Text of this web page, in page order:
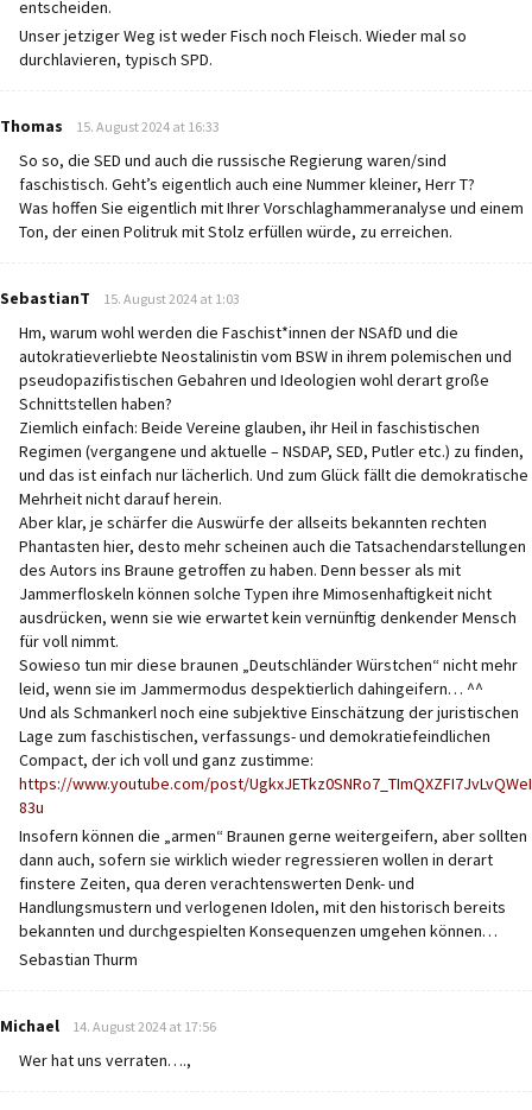
entscheiden.
Unser jetziger Weg ist weder Fisch noch Fleisch. Wieder mal so
durchlavieren, typisch SPD.
Thomas says:
15. August 2024 at 16:33
So so, die SED und auch die russische Regierung waren/sind
faschistisch. Geht’s eigentlich auch eine Nummer kleiner, Herr T?
Was hoffen Sie eigentlich mit Ihrer Vorschlaghammeranalyse und einem
Ton, der einen Politruk mit Stolz erfüllen würde, zu erreichen.
SebastianT says:
15. August 2024 at 1:03
Hm, warum wohl werden die Faschist*innen der NSAfD und die
autokratieverliebte Neostalinistin vom BSW in ihrem polemischen und
pseudopazifistischen Gebahren und Ideologien wohl derart große
Schnittstellen haben?
Ziemlich einfach: Beide Vereine glauben, ihr Heil in faschistischen
Regimen (vergangene und aktuelle – NSDAP, SED, Putler etc.) zu finden,
und das ist einfach nur lächerlich. Und zum Glück fällt die demokratische
Mehrheit nicht darauf herein.
Aber klar, je schärfer die Auswürfe der allseits bekannten rechten
Phantasten hier, desto mehr scheinen auch die Tatsachendarstellungen
des Autors ins Braune getroffen zu haben. Denn besser als mit
Jammerfloskeln können solche Typen ihre Mimosenhaftigkeit nicht
ausdrücken, wenn sie wie erwartet kein vernünftig denkender Mensch
für voll nimmt.
Sowieso tun mir diese braunen „Deutschländer Würstchen“ nicht mehr
leid, wenn sie im Jammermodus despektierlich dahingeifern… ^^
Und als Schmankerl noch eine subjektive Einschätzung der juristischen
Lage zum faschistischen, verfassungs- und demokratiefeindlichen
Compact, der ich voll und ganz zustimme:
https://www.youtube.com/post/UgkxJETkz0SNRo7_TImQXZFI7JvLvQWeI
83u
Insofern können die „armen“ Braunen gerne weitergeifern, aber sollten
dann auch, sofern sie wirklich wieder regressieren wollen in derart
finstere Zeiten, qua deren verachtenswerten Denk- und
Handlungsmustern und verlogenen Idolen, mit den historisch bereits
bekannten und durchgespielten Konsequenzen umgehen können…
Sebastian Thurm
Michael says:
14. August 2024 at 17:56
Wer hat uns verraten….,